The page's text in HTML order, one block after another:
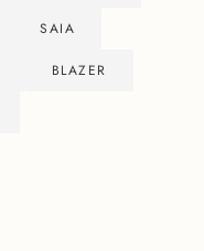
SAIA
BLAZER